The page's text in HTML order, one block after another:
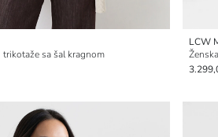
sa šal kragnom
LCW